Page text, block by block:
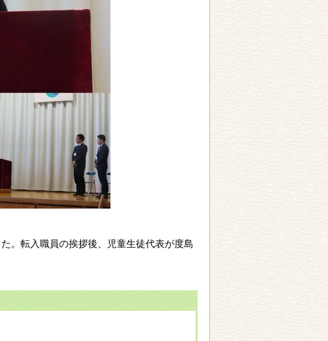
。転入職員の挨拶後、児童生徒代表が度島